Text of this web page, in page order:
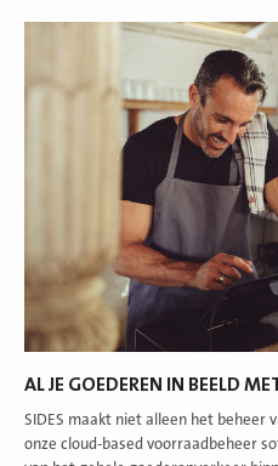
AL JE GOEDEREN IN BEELD
SIDES maakt niet alleen het beheer
onze cloud-based voorraadbeheer